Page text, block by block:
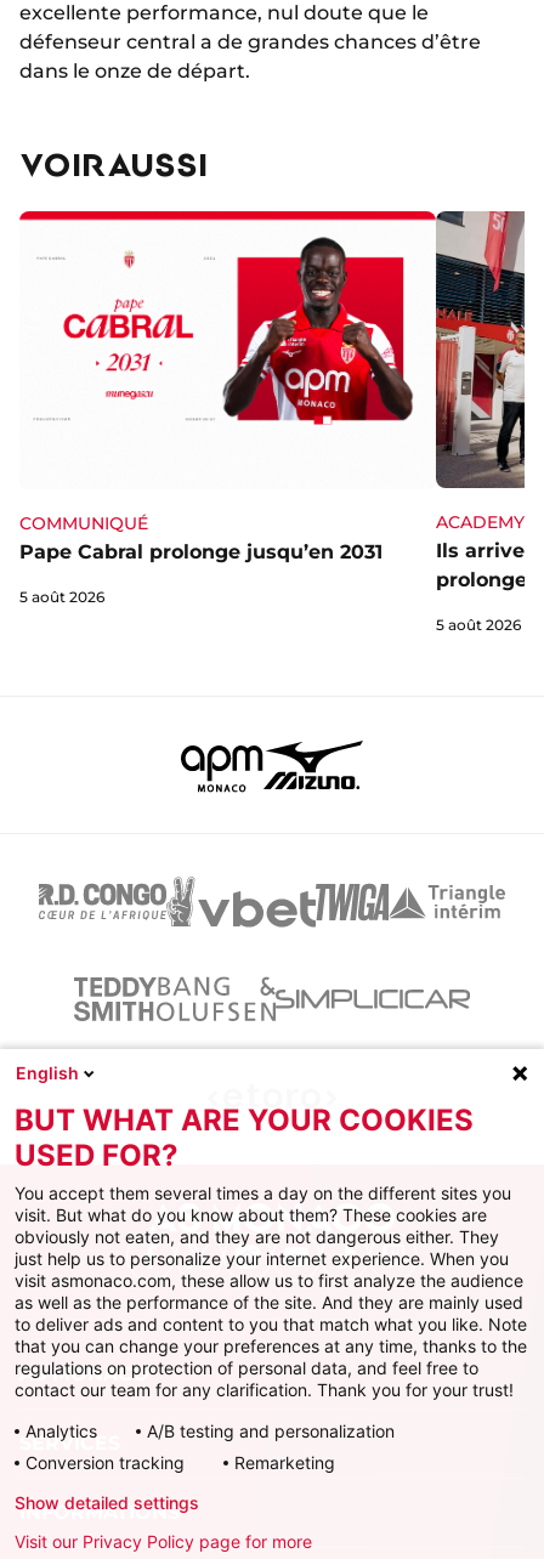
excellente performance, nul doute que le
défenseur central a de grandes chances d’être
dans le onze de départ.
VOIR AUSSI
COMMUNIQUÉ
Pape Cabral prolonge jusqu’en 2031
5 août 2026
ACADEMY
Ils
5 août 2026
Facebook
X Instagram
YoutubeTikTokTwitch
AS MONACO
SERVICES
INFORMATIONS
English
BUT WHAT ARE YOUR COOKIES
USED FOR?
You accept them several times a day on the different sites you
visit. But what do you know about them? These cookies are
obviously not eaten, and they are not dangerous either. They
just help us to personalize your internet experience. When you
visit asmonaco.com, these allow us to first analyze the audience
as well as the performance of the site. And they are mainly used
to deliver ads and content to you that match what you like. Note
that you can change your preferences at any time, thanks to the
regulations on protection of personal data, and feel free to
contact our team for any clarification. Thank you for your trust!
Analytics
A/B testing and personalization
Conversion tracking
Remarketing
Show detailed settings
Visit our Privacy Policy page for more